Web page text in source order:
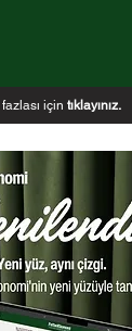
için tıklayınız.